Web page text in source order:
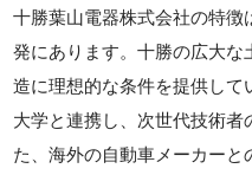
十勝葉山電器株式会社の特徴
発にあります。十勝の広大な
造に理想的な条件を提供し
大学と連携し、次世代技術者
た、海外の自動車メーカーと